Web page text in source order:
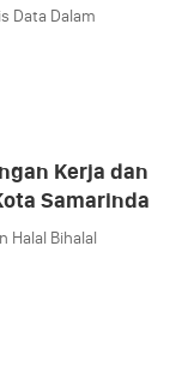
Data Dalam
Kerja dan
Samarinda
Halal Bihalal